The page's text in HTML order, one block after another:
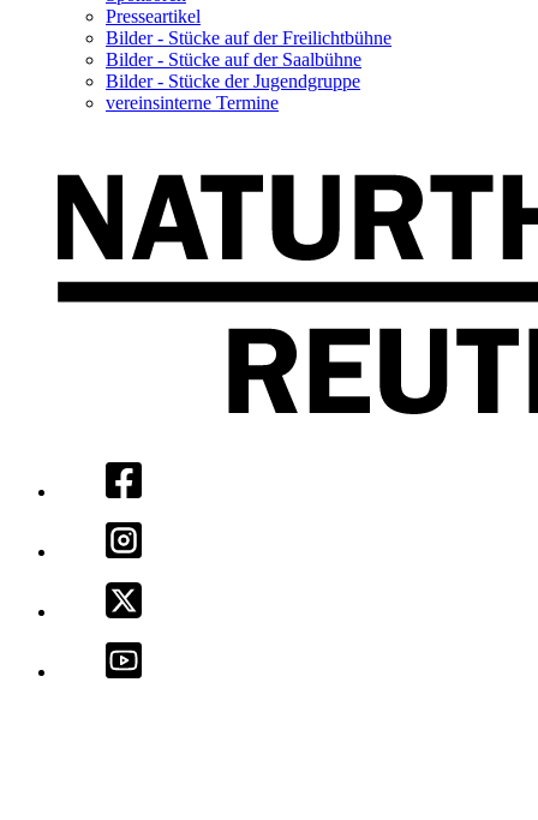
Presseartikel
Bilder - Stücke auf der Freilichtbühne
Bilder - Stücke auf der Saalbühne
Bilder - Stücke der Jugendgruppe
vereinsinterne Termine